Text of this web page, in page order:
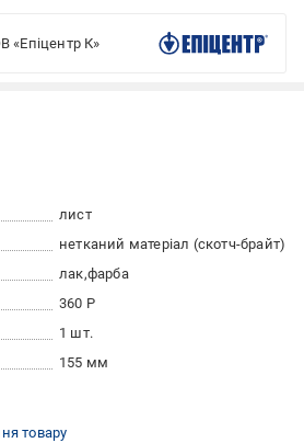
«Епіцентр К»
лист
нетканий матеріал (скотч-брайт)
лак фарба
360 Р
1 шт.
155 мм
товару